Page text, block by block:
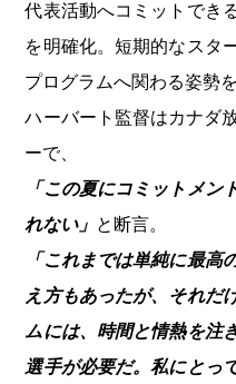
代表活動へコミットでき
を明確化。短期的なスタ
プログラムへ関わる姿勢
ハーバート監督はカナダ
ーで、
「この夏にコミットメン
れない」 と断言。
「これまでは単純に最高
え方もあったが、それだ
ムには、時間と情熱を注
選手が必要だ。私にとっ